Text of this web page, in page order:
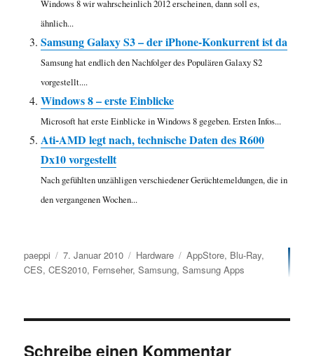
Windows 8 wir wahrscheinlich 2012 erscheinen, dann soll es,
ähnlich...
Samsung Galaxy S3 – der iPhone-Konkurrent ist da
Samsung hat endlich den Nachfolger des Populären Galaxy S2
vorgestellt....
Windows 8 – erste Einblicke
Microsoft hat erste Einblicke in Windows 8 gegeben. Ersten Infos...
Ati-AMD legt nach, technische Daten des R600
Dx10 vorgestellt
Nach gefühlten unzähligen verschiedener Gerüchtemeldungen, die in
den vergangenen Wochen...
Autor
paeppi
Veröffentlicht
am
7. Januar 2010 Kategorien
Hardware Schlagwörter
AppStore, Blu-Ray,
CES,CES2010, Fernseher,Samsung,Samsung Apps
Schreibe einen Kommentar